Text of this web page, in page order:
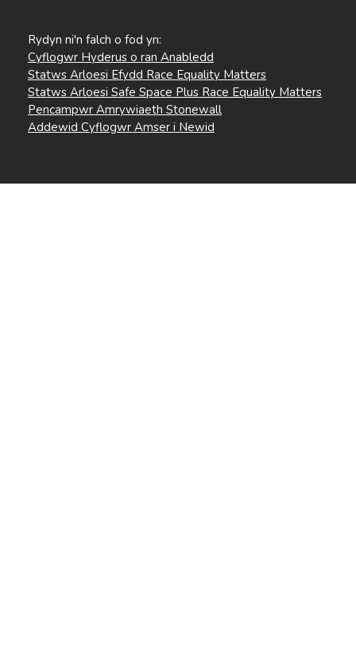
Rydyn ni'n falch o fod yn:
Cyflogwr Hyderus o ran Anabledd
Statws Arloesi Efydd Race Equality Matters
Statws Arloesi Safe Space Plus Race Equality Matters
Pencampwr Amrywiaeth Stonewall
Addewid Cyflogwr Amser i Newid